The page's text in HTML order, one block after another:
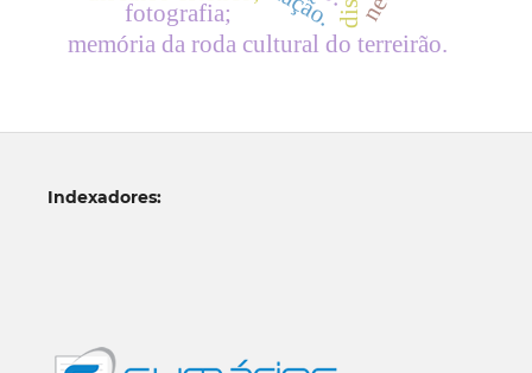
fotografia;
memória da roda cultural do terreirão.
Indexadores: